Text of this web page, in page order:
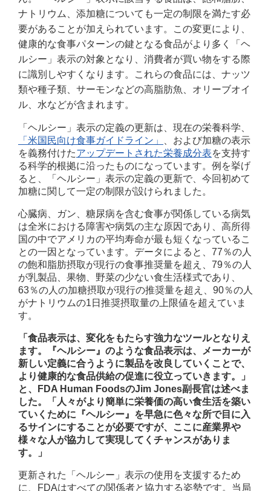
ナトリウム、添加糖についても一定の制限を満たす必
要があることが加えられています。この変更により、
健康的な食事パターンの鍵となる食品がより多く「ヘ
ルシー」表示の対象となり、消費者が買い物をする際
に識別しやすくなります。これらの食品には、ナッツ
類や種子類、サーモンなどの高脂肪魚、オリーブオイ
ル、水などが含まれます。
「ヘルシー」表示の定義の更新は、現在の栄養科学、
「米国民向け食事ガイドライン」
、および加糖の表示
を義務付けたアップデートされた栄養成分表を支持す
る科学的根拠に沿ったものになっています。例を挙げ
ると、「ヘルシー」表示の定義の更新で、今回初めて
加糖に関して一定の制限が設けられました。
心臓病、ガン、糖尿病を含む食事が関係している病気
は全米における障害や病気の主な原因であり、高所得
国の中でアメリカの平均寿命が最も短くなっているこ
との一因となっています。データによると、 77 ％の人
の飽和脂肪摂取が現行の食事推奨量を超え、 79％の人
が乳製品、果物、野菜の少ない食生活様式であり、
63％の人の加糖摂取が現行の推奨量を超え、 90％の人
がナトリウムの1 日推奨摂取量の上限値を超えていま
す。
「食品表示は、変化をもたらす強力なツールとなりえ
ます。『ヘルシー』のような食品表示は、メーカーが
新しい定義に合うように製品を改良していくことで、
より健康的な食品供給の促進に役立っていきます。」
と、
FDA Human FoodsのJim Jones副長官は述べま
した。「人々がより簡単に栄養価の高い食生活を築い
ていくために『ヘルシー』を早急に色々な所で目に入
るサインにすることが必要ですが、ここに産業界や
様々な人が協力して実現してくチャンスがありま
す。」
更新された「ヘルシー」表示の使用を支援するため
に、
FDAはすべての関係者と協力する姿勢です。当局